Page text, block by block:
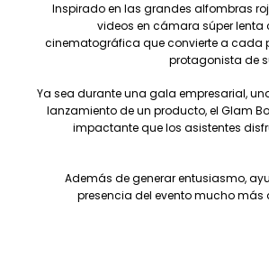
Inspirado en las grandes alfombras
videos en cámara súper
cinematográfica que convierte a cada
protagonista de
Ya sea durante una gala empresarial,
lanzamiento de un producto, el Glam
impactante que los asistentes
Además de generar entusiasmo,
presencia del evento mucho más